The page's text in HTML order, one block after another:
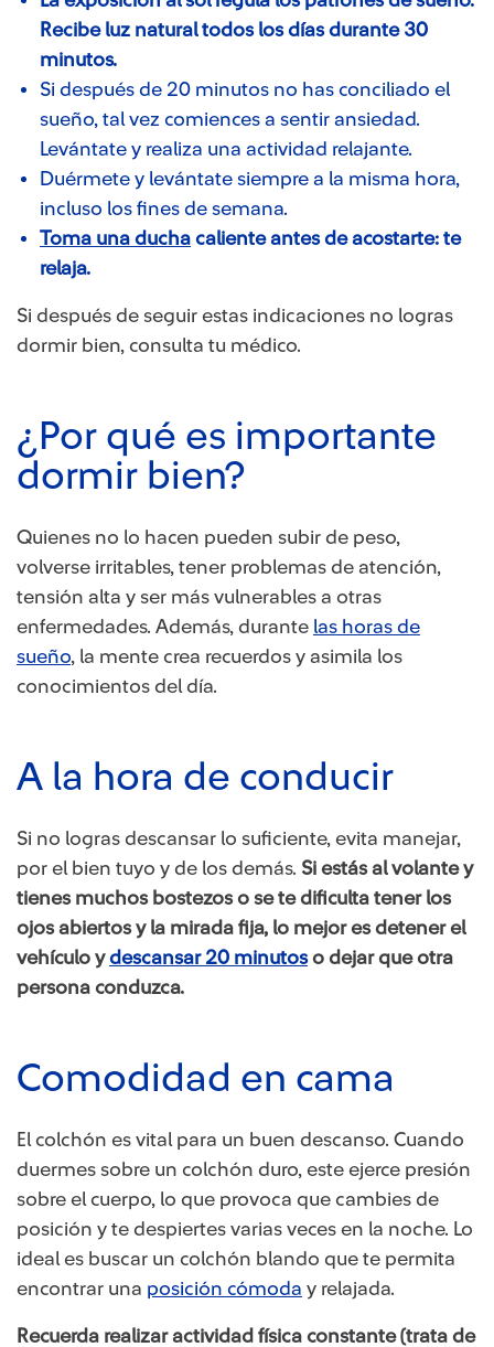
Recibe luz natural todos los días durante 30
minutos.
Si después de 20 minutos no has conciliado el
sueño, tal vez comiences a sentir ansiedad.
Levántate y realiza una actividad relajante.
Duérmete y levántate siempre a la misma hora,
incluso los fines de semana.
Toma una duch​a caliente antes de acostarte: te
relaja.
Si después de seguir estas indicaciones no logras
dormir bien, consulta tu médico.
¿Por qué es importante
dormir bien?​​
Quienes no lo hacen pueden subir de peso,
volverse irritables, tener problemas de atención,
tensión alta y ser más vulnerables a otras
enfermedades. Además, durante las horas de
sueño , la mente crea recuerdos y asimila los
conocimientos del día.
A la hora de conducir​​
Si no logras descansar lo suficiente, evita manejar,
por el bien tuyo y de los demás. Si estás al volante y
tienes muchos bostezos o se te dificulta tener los
ojos abiertos y la mirada fija, lo mejor es detener el
vehículo ydescansar 20 minutos​o dejar que otra
persona conduzca.
Comodidad en ca​ma
El colchón es vital para un buen descanso. Cuando
duermes sobre un colchón duro, este ejerce presión
sobre el cuerpo, lo que provoca que cambies de
posición y te despiertes varias veces en la noche. Lo
ideal es buscar un colchón blando que te permita
encontrar una posición cómoda​ y relajada.
Recuerda realizar actividad física constante (trata de